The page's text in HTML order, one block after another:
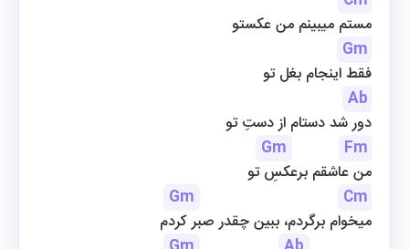
مستم میبینم من عکستو
Gm
فقط اینجام بغل تو
Ab
دور شد دستام از دستِ تو
Gm
Fm
من عاشقم برعکسِ تو
Gm
Cm
میخوام برگردم، ببین چقدر صبر کردم